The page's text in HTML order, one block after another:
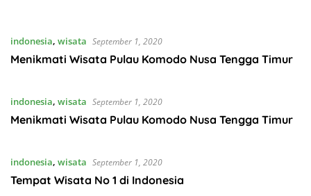
indonesia, wisata September 1, 2020
Menikmati Wisata Pulau Komodo Nusa Tengga Timur
indonesia, wisata September 1, 2020
Menikmati Wisata Pulau Komodo Nusa Tengga Timur
indonesia, wisata September 1, 2020
Tempat Wisata No 1 di Indonesia